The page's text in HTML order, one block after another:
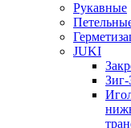
Рукавные
JUKI
Зиг-